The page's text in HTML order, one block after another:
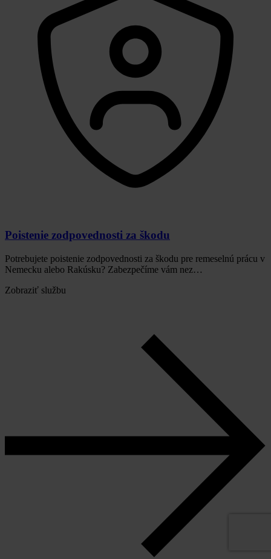
Poistenie zodpovednosti za škodu
Potrebujete poistenie zodpovednosti za škodu pre remeselnú prácu v
Nemecku alebo Rakúsku? Zabezpečíme vám nez…
Zobraziť službu